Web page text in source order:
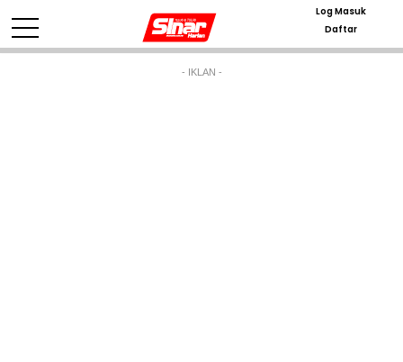
Log Masuk
Daftar
- IKLAN -